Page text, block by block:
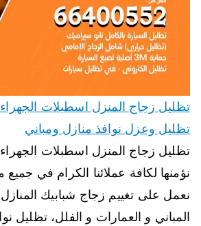
تظليل وعزل نوافذ منازل ومباني
تظليل زجاج المنزل اسطبلات
نؤمنها لكافة عملائنا الكرام في
نعمل على تغييم زجاج شبابيك
المباني و العمارات و الفلل، تظليل